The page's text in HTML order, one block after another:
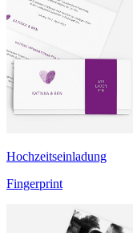
Hochzeitseinladung
Fingerprint